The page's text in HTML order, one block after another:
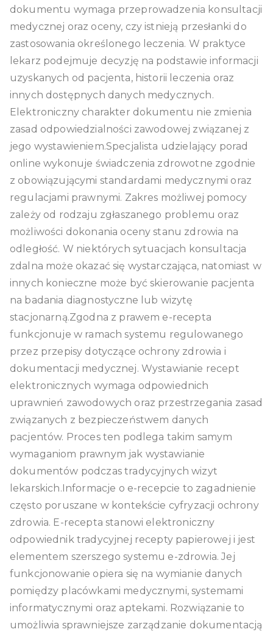
dokumentu wymaga przeprowadzenia konsultacji
medycznej oraz oceny, czy istnieją przesłanki do
zastosowania określonego leczenia. W praktyce
lekarz podejmuje decyzję na podstawie informacji
uzyskanych od pacjenta, historii leczenia oraz
innych dostępnych danych medycznych.
Elektroniczny charakter dokumentu nie zmienia
zasad odpowiedzialności zawodowej związanej z
jego wystawieniem.Specjalista udzielający porad
online wykonuje świadczenia zdrowotne zgodnie
z obowiązującymi standardami medycznymi oraz
regulacjami prawnymi. Zakres możliwej pomocy
zależy od rodzaju zgłaszanego problemu oraz
możliwości dokonania oceny stanu zdrowia na
odległość. W niektórych sytuacjach konsultacja
zdalna może okazać się wystarczająca, natomiast w
innych konieczne może być skierowanie pacjenta
na badania diagnostyczne lub wizytę
stacjonarną.Zgodna z prawem e-recepta
funkcjonuje w ramach systemu regulowanego
przez przepisy dotyczące ochrony zdrowia i
dokumentacji medycznej. Wystawianie recept
elektronicznych wymaga odpowiednich
uprawnień zawodowych oraz przestrzegania zasad
związanych z bezpieczeństwem danych
pacjentów. Proces ten podlega takim samym
wymaganiom prawnym jak wystawianie
dokumentów podczas tradycyjnych wizyt
lekarskich.Informacje o e-recepcie to zagadnienie
często poruszane w kontekście cyfryzacji ochrony
zdrowia. E-recepta stanowi elektroniczny
odpowiednik tradycyjnej recepty papierowej i jest
elementem szerszego systemu e-zdrowia. Jej
funkcjonowanie opiera się na wymianie danych
pomiędzy placówkami medycznymi, systemami
informatycznymi oraz aptekami. Rozwiązanie to
umożliwia sprawniejsze zarządzanie dokumentacją